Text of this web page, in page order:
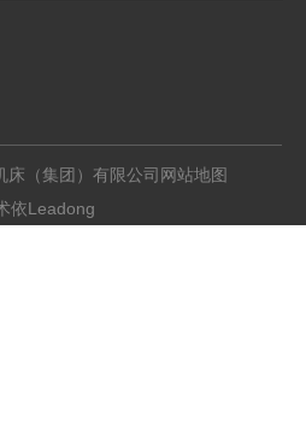
床（集团）有限公司 网站地图
依Leadong